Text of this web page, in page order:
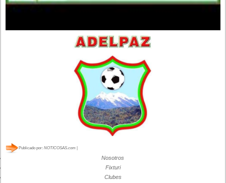
Publicado por:NOTICOSAS.com
Nosotros
Fixturi
Clubes